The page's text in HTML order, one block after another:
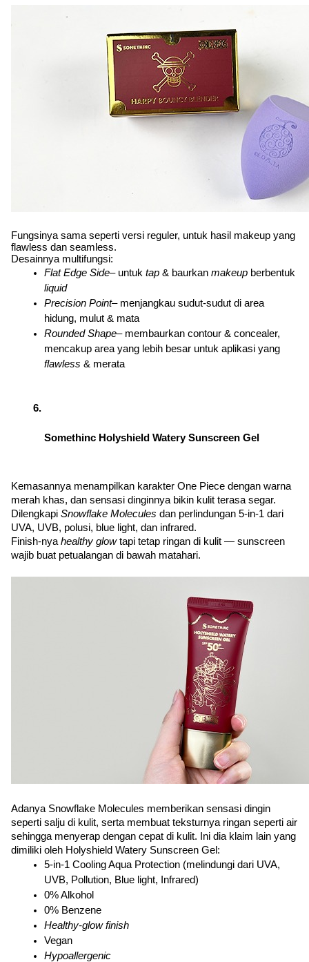
Fungsinya sama seperti versi reguler, untuk hasil makeup yang
flawless dan seamless.
Desainnya multifungsi:
Flat Edge Side– untuk tap & baurkan makeup
liquid
Precision Point– menjangkau sudut-sudut di area
hidung, mulut & mata
Rounded Shape– membaurkan contour & concealer,
flawless & merata
Somethinc Holyshield Watery Sunscreen Gel
Kemasannya menampilkan karakter One Piece dengan warna
merah khas, dan sensasi dinginnya bikin kulit terasa segar.
Dilengkapi Snowflake Molecules dan perlindungan 5-in-1 dari
UVA, UVB, polusi, blue light, dan infrared.
Finish-nya healthy glow tapi tetap ringan di kulit — sunscreen
wajib buat petualangan di bawah matahari.
Adanya Snowflake Molecules memberikan sensasi dingin
seperti salju di kulit, serta membuat teksturnya ringan seperti air
sehingga menyerap dengan cepat di kulit. Ini dia klaim lain yang
dimiliki oleh Holyshield Watery Sunscreen Gel:
⁠5-in-1 Cooling Aqua Protection (melindungi dari UVA,
UVB, Pollution, Blue light, Infrared)
0% Alkohol
⁠0% Benzene
Healthy-glow finish
Vegan
Hypoallergenic